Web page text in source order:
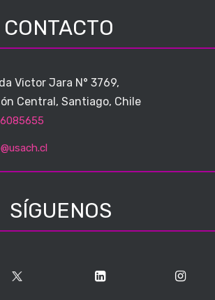
CONTACTO
Victor Jara N° 3769,
Central, Santiago, Chile
SÍGUENOS